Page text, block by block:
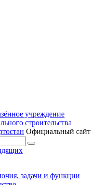
учреждение
строительства
Официальный сайт
задачи и функции